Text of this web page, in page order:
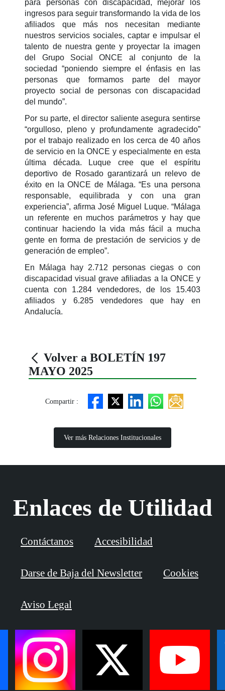
para personas con discapacidad, mejorar los
ingresos para seguir transformando la vida de los
afiliados que más nos necesitan mediante
nuestros servicios sociales, captar e impulsar el
talento de nuestra gente y proyectar la imagen
del Grupo Social ONCE al conjunto de la
sociedad “poniendo siempre el énfasis en las
personas que formamos parte del mayor
proyecto social de personas con discapacidad
del mundo”.
Por su parte, el director saliente asegura sentirse
“orgulloso, pleno y profundamente agradecido”
por el trabajo realizado en los cerca de 40 años
de servicio en la ONCE y especialmente en esta
última década. Luque cree que el espíritu
deportivo de Rosado garantizará un relevo de
éxito en la ONCE de Málaga. “Es una persona
responsable, equilibrada y con una gran
experiencia”, afirma José Miguel Luque. “Málaga
un referente en muchos parámetros y hay que
continuar haciendo la vida más fácil a mucha
gente en forma de prestación de servicios y de
generación de empleo”.
En Málaga hay 2.712 personas ciegas o con
discapacidad visual grave afiliadas a la ONCE y
cuenta con 1.284 vendedores, de los 15.403
afiliados y 6.285 vendedores que hay en
Andalucía.
Volver a BOLETÍN 197
MAYO 2025
Compartir :
Ver más Relaciones Institucionales
Enlaces de Utilidad
Contáctanos Accesibilidad
Darse de Baja del Newsletter Cookies
Aviso Legal